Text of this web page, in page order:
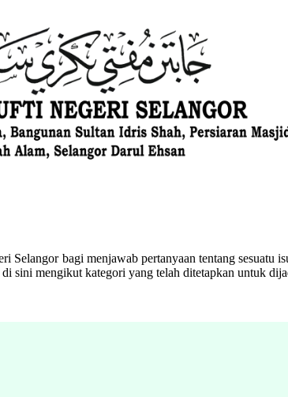
bagi menjawab pertanyaan tentang sesuatu
sini mengikut kategori yang telah ditetapkan untuk